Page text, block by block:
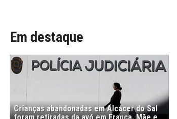
Em destaque
Crianças abandonadas em Alcácer do Sal